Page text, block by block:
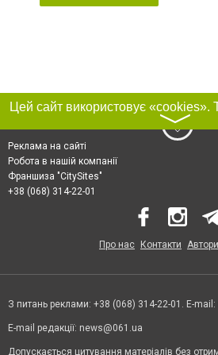
〉
Реклама на сайті
Робота в нашій компанії
Франшиза "CitySites"
+38 (068) 314-22-01
Про нас Контакти
З питань реклами: +38 (068) 314-22-01. E-mail:
E-mail редакції: news@061.ua
Допускається цитування матеріалів без